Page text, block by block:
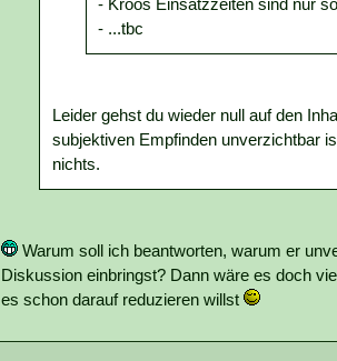
- Kroos Einsatzzeiten sind nur
- ...tbc
Leider gehst du wieder null auf den
subjektiven Empfinden unverzichtbar
nichts.
Warum soll ich beantworten, warum er
Diskussion einbringst? Dann wäre es doch
es schon darauf reduzieren willst